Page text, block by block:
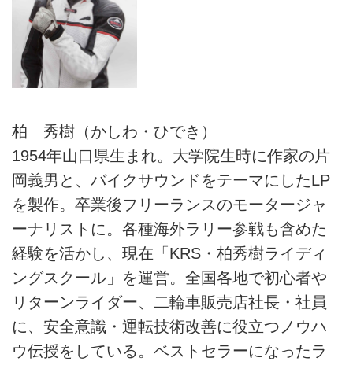
柏 秀樹（かしわ・ひでき）
1954年山口県生まれ。大学院生時に作家の片
岡義男と、バイクサウンドをテーマにしたLP
を製作。卒業後フリーランスのモータージャ
ーナリストに。各種海外ラリー参戦も含めた
経験を活かし、現在「KRS・柏秀樹ライディ
ングスクール」を運営。全国各地で初心者や
リターンライダー、二輪車販売店社長・社員
に、安全意識・運転技術改善に役立つノウハ
ウ伝授をしている。ベストセラーになったラ